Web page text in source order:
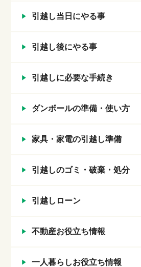
引越し当日にやる事
引越し後にやる事
引越しに必要な手続き
ダンボールの準備・使い方
家具・家電の引越し準備
引越しのゴミ・破棄・処分
引越しローン
不動産お役立ち情報
一人暮らしお役立ち情報